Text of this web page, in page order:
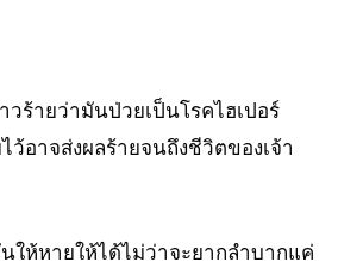
วร้ายว่ามันป่วยเป็นโรคไฮเปอร์
ว้อาจส่งผลร้ายจนถึงชีวิตของเจ้า
ให้หายให้ได้ไม่ว่าจะยากลำบากแค่